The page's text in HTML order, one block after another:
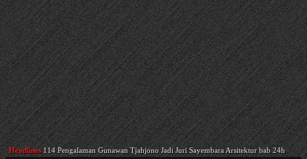
Headlines 114 Pengalaman Gunawan Tjahjono Jadi Juri Sayembara Arsitektur bab 24h